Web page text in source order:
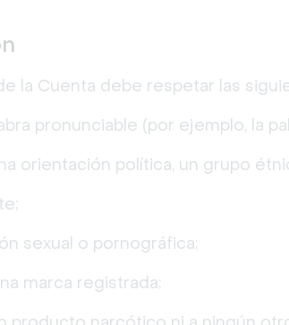
la Cuenta debe respetar las
pronunciable (por ejemplo, la
orientación política, un grupo
sexual o pornográfica;
marca registrada;